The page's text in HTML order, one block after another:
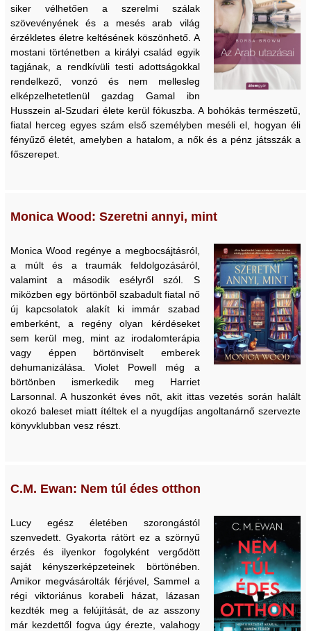
siker vélhetően a szerelmi szálak
szövevényének és a mesés arab világ
érzékletes életre keltésének köszönhető. A
mostani történetben a királyi család egyik
tagjának, a rendkívüli testi adottságokkal
rendelkező, vonzó és nem mellesleg
elképzelhetetlenül gazdag Gamal ibn
Husszein al-Szudari élete kerül fókuszba. A bohókás természetű,
fiatal herceg egyes szám első személyben meséli el, hogyan éli
fényűző életét, amelyben a hatalom, a nők és a pénz játsszák a
főszerepet.
Monica Wood: Szeretni annyi, mint
Monica Wood regénye a megbocsájtásról,
a múlt és a traumák feldolgozásáról,
valamint a második esélyről szól. S
miközben egy börtönből szabadult fiatal nő
új kapcsolatok alakít ki immár szabad
emberként, a regény olyan kérdéseket
sem kerül meg, mint az irodalomterápia
vagy éppen börtönviselt emberek
dehumanizálása. Violet Powell még a
börtönben ismerkedik meg Harriet
Larsonnal. A huszonkét éves nőt, akit ittas vezetés során halált
okozó baleset miatt ítéltek el a nyugdíjas angoltanárnő szervezte
könyvklubban vesz részt.
C.M. Ewan: Nem túl édes otthon
Lucy egész életében szorongástól
szenvedett. Gyakorta rátört ez a szörnyű
érzés és ilyenkor fogolyként vergődött
saját kényszerképzeteinek börtönében.
Amikor megvásárolták férjével, Sammel a
régi viktoriánus korabeli házat, lázasan
kezdték meg a felújítását, de az asszony
már kezdettől fogva úgy érezte, valahogy